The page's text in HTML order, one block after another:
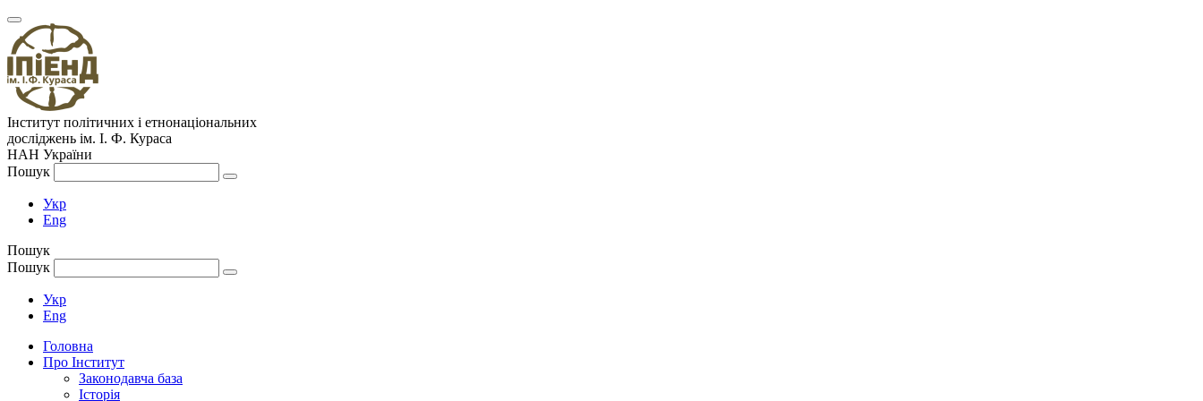
Інститут політичних і етнонаціональних
досліджень ім. І. Ф. Кураса
НАН України
Пошук
Укр
Eng
Пошук
Пошук
Укр
Eng
Головна
Про Інститут
Законодавча база
Історія